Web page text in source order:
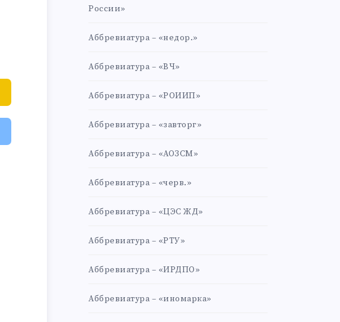
России»
Аббревиатура – «недор.»
Аббревиатура – «ВЧ»
Аббревиатура – «РОИИП»
Аббревиатура – «завторг»
Аббревиатура – «АОЗСМ»
Аббревиатура – «черв.»
Аббревиатура – «ЦЭС ЖД»
Аббревиатура – «РТУ»
Аббревиатура – «ИРДПО»
Аббревиатура – «иномарка»